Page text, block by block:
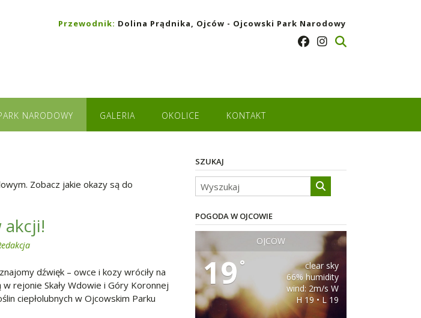
Przewodnik: Dolina Prądnika, Ojców - Ojcowski Park Narodowy
NARODOWY GALERIA OKOLICE KONTAKT
Zobacz jakie okazy są do
akcji!
dźwięk – owce i kozy wróciły na
rejonie Skały Wdowie i Góry Koronnej
ciepłolubnych w Ojcowskim Parku
SZUKAJ
POGODA W OJCOWIE
OJCÓW
19 °
clear sky
66% humidity
wind: 2m/s W
H 19 • L 19